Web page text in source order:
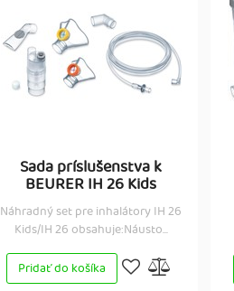
Sada príslušenstva k
BEURER IH 26 Kids
Náhradný set pre inhalátory IH 26
Kids/IH 26 obsahuje:Náusto...
Pridať do košíka